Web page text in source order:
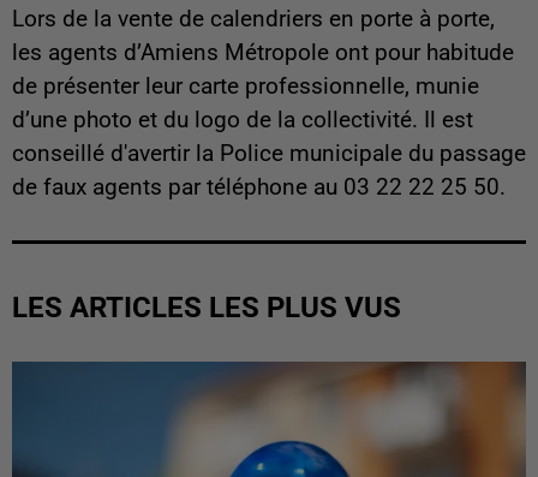
Lors de la vente de calendriers en porte à porte,
les agents d’Amiens Métropole ont pour habitude
de présenter leur carte professionnelle, munie
d’une photo et du logo de la collectivité. Il est
conseillé d'avertir la Police municipale du passage
de faux agents par téléphone au 03 22 22 25 50.
LES ARTICLES LES PLUS VUS